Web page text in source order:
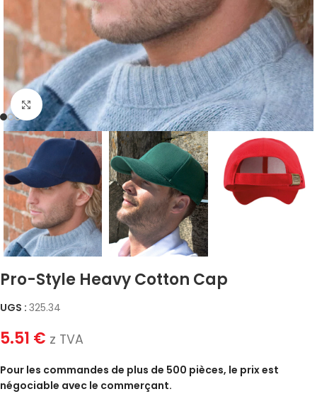
Click to enlarge
Pro-Style Heavy Cotton Cap
UGS : 325.34
5.51 € z TVA
Pour les commandes de plus de 500 pièces, le prix est
négociable avec le commerçant.